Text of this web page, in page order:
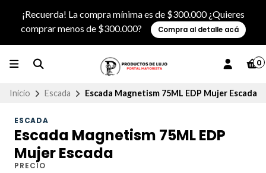
¡Recuerda! La compra mínima es de $300.000 ¿Quieres
comprar menos de $300.000?
Compra al detalle acá
0
Inicio Escada Escada Magnetism 75ML EDP Mujer Escada
ESCADA
Escada Magnetism 75ML EDP
Mujer Escada
PRECIO